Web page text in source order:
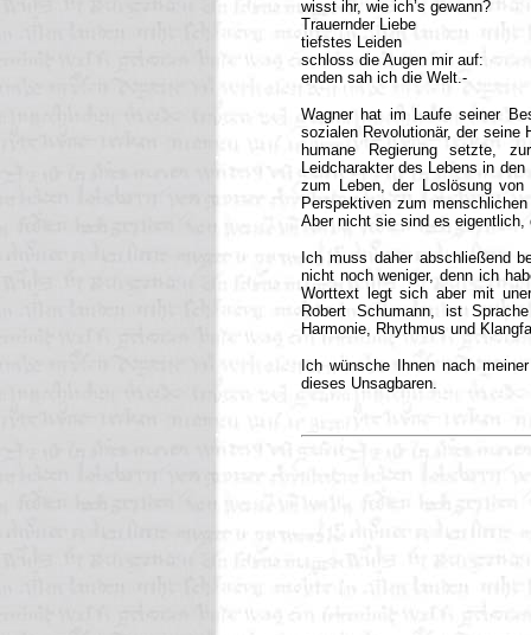
wisst ihr, wie ich’s gewann?
Trauernder Liebe
tiefstes Leiden
schloss die Augen mir auf:
enden sah ich die Welt.-
Wagner hat im Laufe seiner
sozialen Revolutionär, der seine
humane Regierung setzte,
Leidcharakter des Lebens in
zum Leben, der Loslösung
Perspektiven zum
Aber nicht sie sind es eigentlich,
Ich muss daher abschließend
nicht noch weniger, denn ich
Worttext legt sich aber mit
Robert Schumann, ist
Harmonie, Rhythmus und
Ich wünsche Ihnen nach
dieses Unsagbaren.